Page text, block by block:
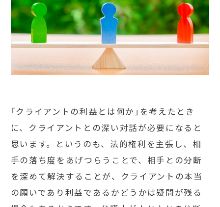
「クライアントの利益とは何か」を考えたとき
に、クライアントとの深い対話が必要になると
思います。というのも、法的権利を主張し、相
手の落ち度をあげつらうことで、相手との分断
を深めて解決することが、クライアントの本当
の願いであり利益であるかどうかは疑問が残る